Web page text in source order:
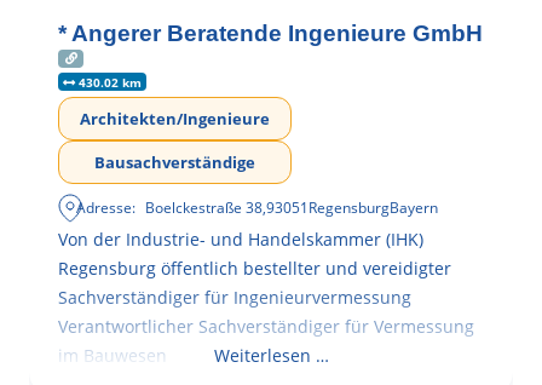
* Angerer Beratende Ingenieure GmbH
430.02 km
Architekten/Ingenieure
Bausachverständige
Adresse: Boelckestraße 38,93051RegensburgBayern
Von der Industrie- und Handelskammer (IHK)
Regensburg öffentlich bestellter und vereidigter
Sachverständiger für Ingenieurvermessung
Verantwortlicher Sachverständiger für Vermessung
im Bauwesen
Weiterlesen …